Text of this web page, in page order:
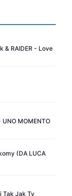
& RAIDER - Love
UNO MOMENTO
(DA LUCA
Tak Jak Ty